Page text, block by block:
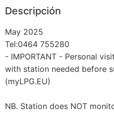
Descripción
May 2025
Tel:0464 755280
- IMPORTANT - Personal
with station needed before
(myLPG.EU)
NB. Station does NOT